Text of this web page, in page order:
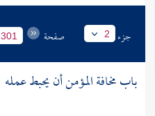
جزء 2 صفحة 301
باب مخافة المؤمن أن يحبط عمله